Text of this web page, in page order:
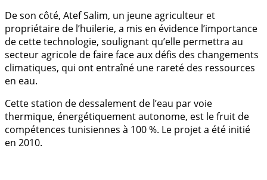
De son côté, Atef Salim, un jeune agriculteur et
propriétaire de l’huilerie, a mis en évidence l’importance
de cette technologie, soulignant qu’elle permettra au
secteur agricole de faire face aux défis des changements
climatiques, qui ont entraîné une rareté des ressources
en eau.
Cette station de dessalement de l’eau par voie
thermique, énergétiquement autonome, est le fruit de
compétences tunisiennes à 100 %. Le projet a été initié
en 2010.